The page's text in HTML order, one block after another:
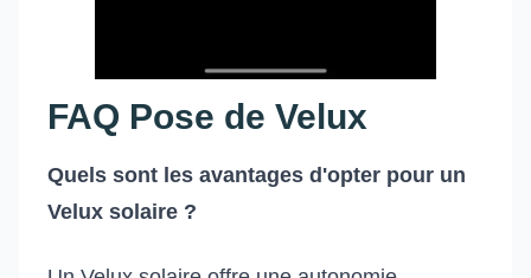
FAQ Pose de Velux
Quels sont les avantages d'opter pour un
Velux solaire ?